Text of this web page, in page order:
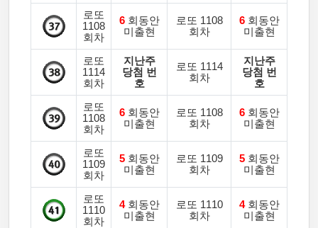
로또
1108
회차
6회동안
미출현
로또 1108
회차
6회동안
미출현
로또
1114
회차
지난주
당첨 번
호
로또 1114
회차
지난주
당첨 번
호
로또
1108
회차
6회동안
미출현
로또 1108
회차
6회동안
미출현
로또
1109
회차
5회동안
미출현
로또 1109
회차
5회동안
미출현
로또
1110
회차
4회동안
미출현
로또 1110
회차
4회동안
미출현